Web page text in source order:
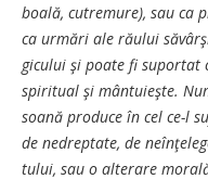
boa­lă, cutremure), sau ca
ca ur­mări ale răului
gi­c­u­lui şi poate fi suportat
spi­ritual şi mântuieşte.
soană pro­duce în cel ce-l
de nedreptate, de
tului, sau o alterare